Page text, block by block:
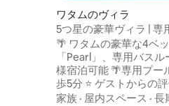
ワタムのヴィラ
5つ星の豪華ヴィラ | 専
で徒歩圏内
🌴 ワタムの豪華な4ベ
「Pearl」、専用バス
様宿泊可能 🌴専用プー
歩5分 ⭐ ゲストからの
Airbnbの宿泊先上位5%
家族 · 屋内スペース · 長